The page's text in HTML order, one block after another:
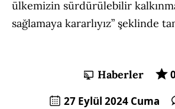
ülkemizin sürdürülebilir
sağlamaya kararlıyız” şeklinde
Haberler
27 Eylül 2024 Cuma